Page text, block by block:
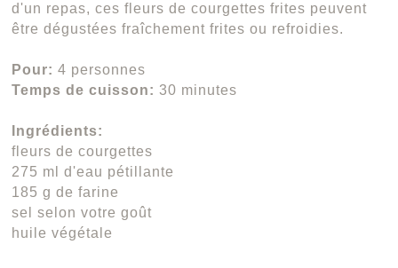
d'un repas, ces fleurs de courgettes frites peuvent
être dégustées fraîchement frites ou refroidies.
Pour:4 personnes
Temps de cuisson:30 minutes
Ingrédients:
fleurs de courgettes
275 ml d'eau pétillante
185 g de farine
sel selon votre goût
huile végétale